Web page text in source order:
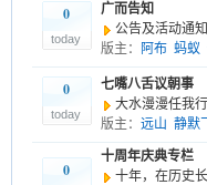
0
today
广而告知
公告及活动通知
版主：
阿布 蚂蚁
0
today
七嘴八舌议朝事
大水漫漫任我行
版主： 远山 静默
0
十周年庆典专栏
十年，在历史